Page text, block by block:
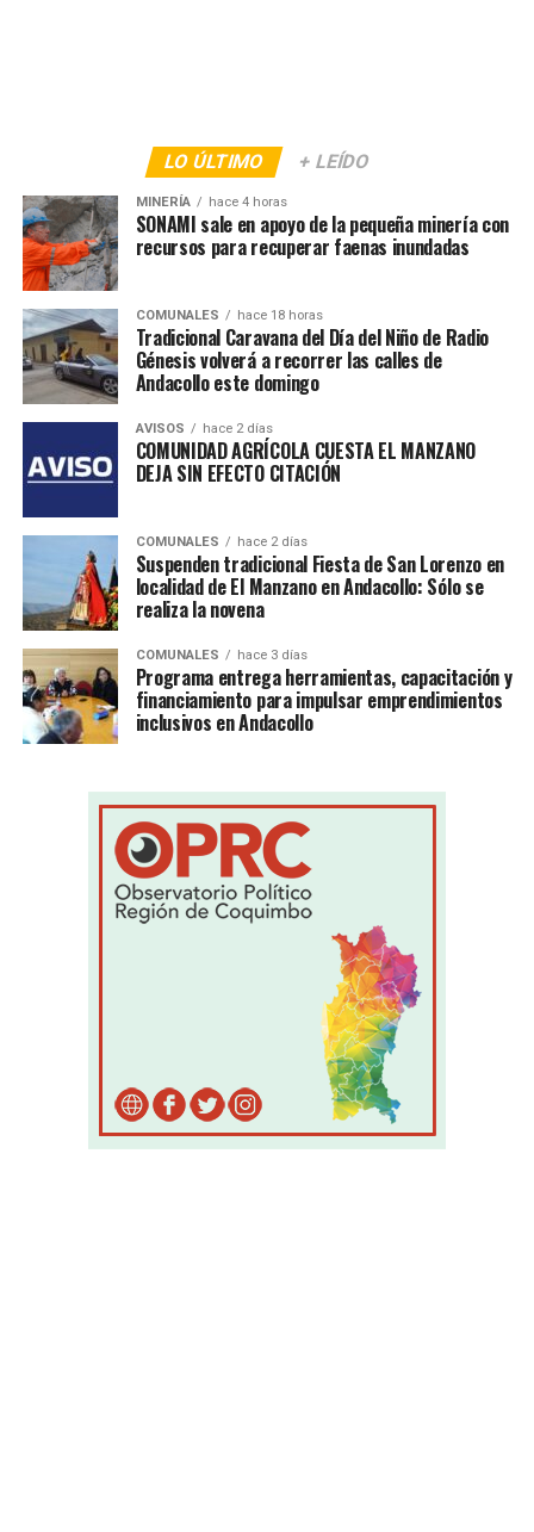
LO ÚLTIMO + LEÍDO
MINERÍA hace 4 horas
SONAMI sale en apoyo de la pequeña minería con
recursos para recuperar faenas inundadas
COMUNALES hace 18 horas
Tradicional Caravana del Día del Niño de Radio
Génesis volverá a recorrer las calles de
Andacollo este domingo
AVISOS hace 2 días
COMUNIDAD AGRÍCOLA CUESTA EL MANZANO
DEJA SIN EFECTO CITACIÓN
COMUNALES hace 2 días
Suspenden tradicional Fiesta de San Lorenzo en
localidad de El Manzano en Andacollo: Sólo se
realiza la novena
COMUNALES hace 3 días
Programa entrega herramientas, capacitación y
financiamiento para impulsar emprendimientos
inclusivos en Andacollo